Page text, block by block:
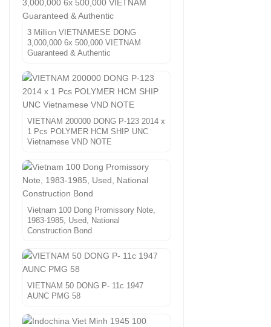
3 Million VIETNAMESE DONG
3,000,000 6x 500,000 VIETNAM
Guaranteed & Authentic
VIETNAM 200000 DONG P-123 2014 x
1 Pcs POLYMER HCM SHIP UNC
Vietnamese VND NOTE
Vietnam 100 Dong Promissory Note,
1983-1985, Used, National
Construction Bond
VIETNAM 50 DONG P- 11c 1947
AUNC PMG 58